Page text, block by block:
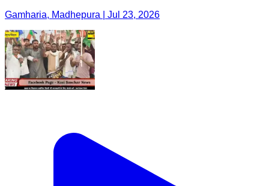
Gamharia, Madhepura | Jul 23, 2026